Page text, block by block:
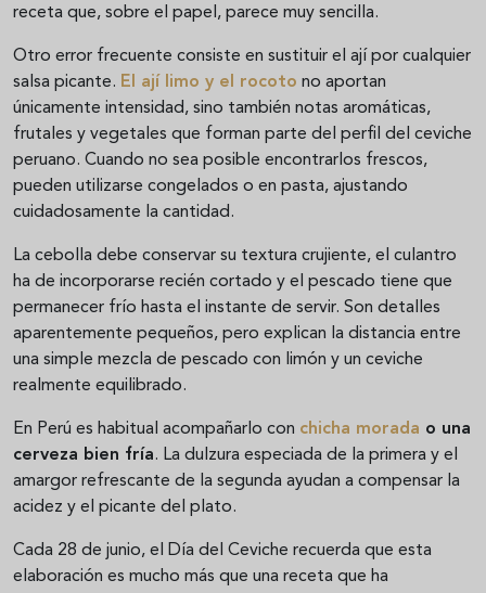
receta que, sobre el papel, parece muy sencilla.
Otro error frecuente consiste en sustituir el ají por cualquier
salsa picante. El ají limo y el rocoto no aportan
únicamente intensidad, sino también notas aromáticas,
frutales y vegetales que forman parte del perfil del ceviche
peruano. Cuando no sea posible encontrarlos frescos,
pueden utilizarse congelados o en pasta, ajustando
cuidadosamente la cantidad.
La cebolla debe conservar su textura crujiente, el culantro
ha de incorporarse recién cortado y el pescado tiene que
permanecer frío hasta el instante de servir. Son detalles
aparentemente pequeños, pero explican la distancia entre
una simple mezcla de pescado con limón y un ceviche
realmente equilibrado.
En Perú es habitual acompañarlo con chicha morada o una
cerveza bien fría. La dulzura especiada de la primera y el
amargor refrescante de la segunda ayudan a compensar la
acidez y el picante del plato.
Cada 28 de junio, el Día del Ceviche recuerda que esta
elaboración es mucho más que una receta que ha